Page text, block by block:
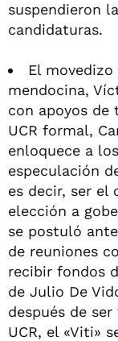
suspendieron
candidaturas.
El
mendocina,
con apoyos de
UCR formal,
enloquece a
especulación
es decir, ser el
elección a
se postuló
de reuniones
recibir fondos
de Julio De
después de
UCR, el «Viti»